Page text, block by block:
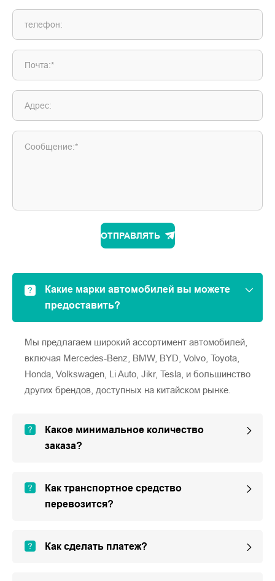
телефон:
Почта:*
Адрес:
Сообщение:*
ОТПРАВЛЯТЬ
Какие марки автомобилей вы можете
предоставить?
Мы предлагаем широкий ассортимент автомобилей,
включая Mercedes-Benz, BMW, BYD, Volvo, Toyota,
Honda, Volkswagen, Li Auto, Jikr, Tesla, и большинство
других брендов, доступных на китайском рынке.
Какое минимальное количество
заказа?
Как транспортное средство
перевозится?
Как сделать платеж?